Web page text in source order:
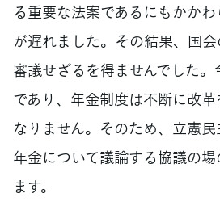
る重要な法案であるにもかか
が遅れました。その結果、国
審議せざるを得ませんでした
であり、年金制度は不断に改
なりません。そのため、立憲
年金について議論する協議の
ます。